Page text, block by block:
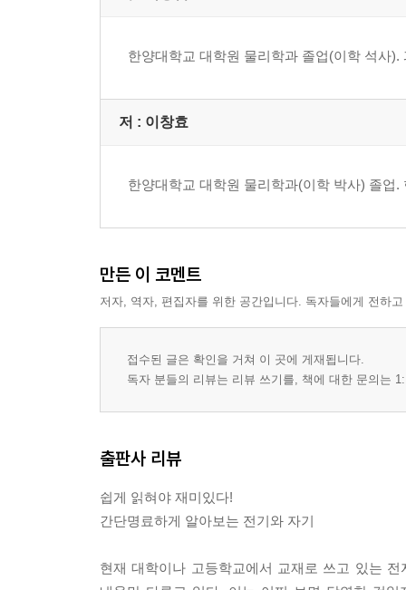
한양대학교 대학원 물리학과 졸업(이학 석사
저 : 이창효
한양대학교 대학원 물리학과(이학 박사) 졸업
만든 이 코멘트
저자, 역자, 편집자를 위한 공간입니다. 독자들에게 전하
접수된 글은 확인을 거쳐 이 곳에 게재됩니다.
독자 분들의 리뷰는 리뷰 쓰기를, 책에 대한 문의는
출판사 리뷰
쉽게 읽혀야 재미있다!
간단명료하게 알아보는 전기와 자기
현재 대학이나 고등학교에서 교재로 쓰고 있는